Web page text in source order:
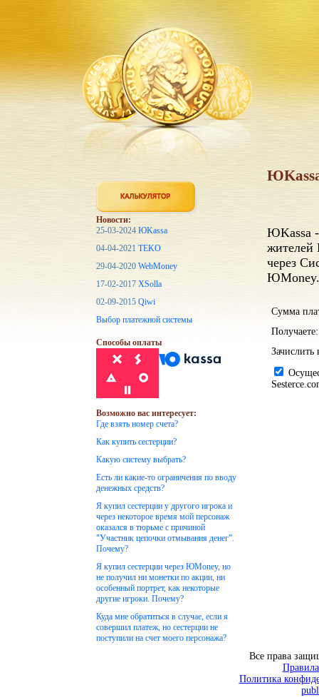
ЮKassa -
жителей
через
ЮMoney.
Сумма
Получаете:
Зачислить
Новости:
25-03-2024 ЮKassa
04-04-2021 TEKO
29-04-2020 WebMoney
17-02-2017 XSolla
02-09-2015 Qiwi
Выбор платежной системы
Способы оплаты
Возможно вас интересует:
Где взять номер счета?
Как купить сестерции?
Какую систему выбрать?
Есть ли какие-то ограничения по вводу
денежных средств?
Я купил сестерции у другого игрока и
через некоторое время мой персонаж
оказался в тюрьме с причиной
"Участник цепочки отмывания денег".
Почему?
Я купил сестерции через ЮMoney, но
не получил ни монетки по акции, ни
особенный портрет, как некоторые
другие игроки. Почему?
Куда мне обратиться в случае, если я
совершил платеж, но сестерции не
поступили на счет моего персонажа?
Все права
Политика